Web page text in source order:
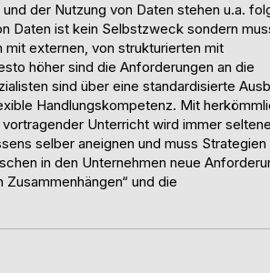
der Nutzung von Daten stehen u.a.
Daten ist kein Selbstzweck sondern
externen, von strukturierten mit
höher sind die Anforderungen an die
sind über eine standardisierte
Handlungskompetenz. Mit
Unterricht wird immer
selber aneignen und muss Strategien
in den Unternehmen neue
Zusammenhängen“ und die